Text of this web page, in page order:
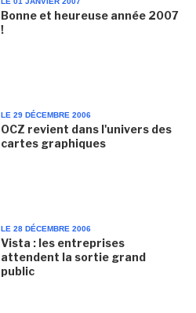
Bonne et heureuse année 2007
!
LE 29 DÉCEMBRE 2006
OCZ revient dans l'univers des
cartes graphiques
LE 28 DÉCEMBRE 2006
Vista : les entreprises
attendent la sortie grand
public